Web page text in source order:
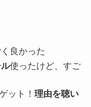
良かった
使ったけど、すご
ット！ 理由を聴い